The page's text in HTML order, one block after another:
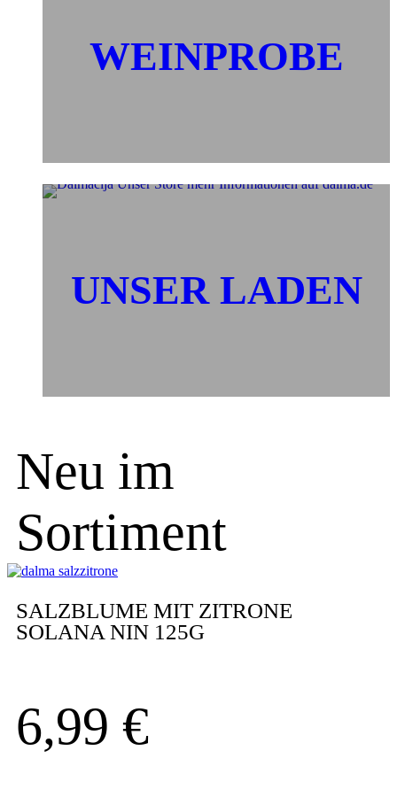
WEINPROBE
UNSER LADEN
Neu im
Sortiment
SALZBLUME MIT ZITRONE
SOLANA NIN 125G
6,99 €